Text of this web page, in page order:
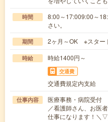
時間
8:00～17:009:00～
さい。
期間 2ヶ月～OK ※スター
時給 時給1400円～
交通費
交通費規定内支給
仕事内容
医療事務・病院受付
／看護師さん、お医
仕事になります！＼